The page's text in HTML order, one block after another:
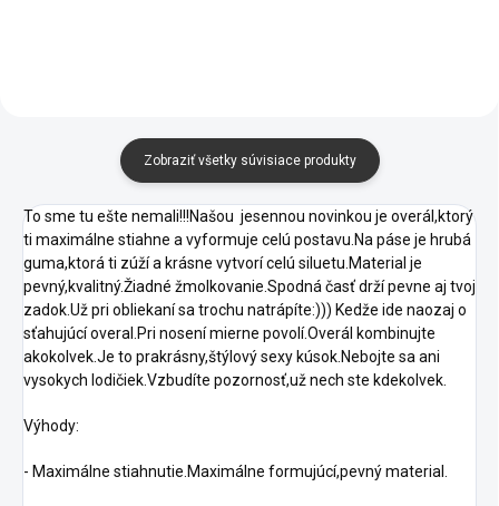
Zobraziť všetky súvisiace produkty
To sme tu ešte nemali!!!Našou jesennou novinkou je overál,ktorý
ti maximálne stiahne a vyformuje celú postavu.Na páse je hrubá
guma,ktorá ti zúží a krásne vytvorí celú siluetu.Material je
pevný,kvalitný.Žiadné žmolkovanie.Spodná časť drží pevne aj tvoj
zadok.Už pri obliekaní sa trochu natrápíte:))) Kedže ide naozaj o
sťahujúcí overal.Pri nosení mierne povolí.Overál kombinujte
akokolvek.Je to prakrásny,štýlový sexy kúsok.Nebojte sa ani
vysokych lodičiek.Vzbudíte pozornosť,už nech ste kdekolvek.
Výhody:
- Maximálne stiahnutie.Maximálne formujúcí,pevný material.